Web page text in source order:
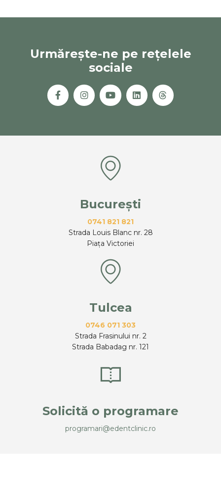
Urmărește-ne pe rețelele
sociale
București
0741 821 821
Strada Louis Blanc nr. 28
Piața Victoriei
Tulcea
0746 071 303
Strada Frasinului nr. 2
Strada Babadag nr. 121
Solicită o programare
programari@edentclinic.ro